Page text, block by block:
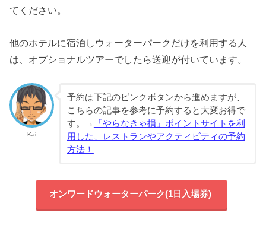
てください。
他のホテルに宿泊しウォーターパークだけを利用する人
は、オプショナルツアーでしたら送迎が付いています。
Kai
予約は下記のピンクボタンから進めますが、
こちらの記事を参考に予約すると大変お得で
す。→
「やらなきゃ損」ポイントサイトを利
用した、レストランやアクティビティの予約
方法！
オンワードウォーターパーク(1日入場券)